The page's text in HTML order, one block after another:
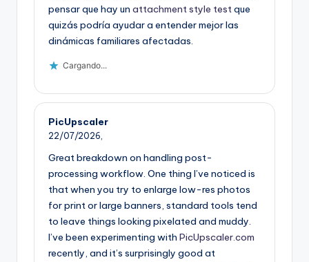
pensar que hay un attachment style testque
quizás podría ayudar a entender mejor las
dinámicas familiares afectadas.
Cargando...
PicUpscaler
22/07/2026,
Great breakdown on handling post-
processing workflow. One thing I’ve noticed is
that when you try to enlarge low-res photos
for print or large banners, standard tools tend
to leave things looking pixelated and muddy.
I’ve been experimenting with PicUpscaler.com
recently, and it’s surprisingly good at